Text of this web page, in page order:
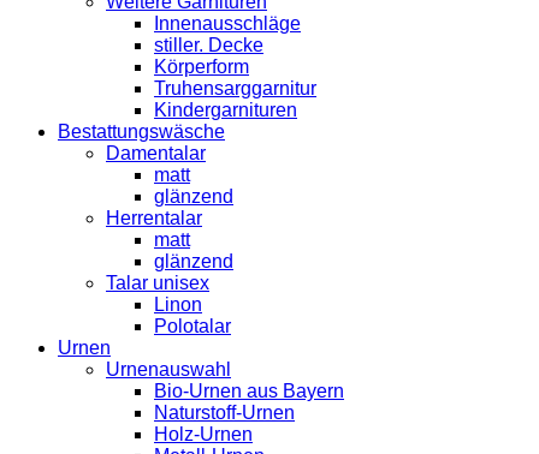
Innenausschläge
stiller. Decke
Körperform
Truhensarggarnitur
Kindergarnituren
Bestattungswäsche
Damentalar
matt
glänzend
Herrentalar
matt
glänzend
Talar unisex
Linon
Polotalar
Urnen
Urnenauswahl
Bio-Urnen aus Bayern
Naturstoff-Urnen
Holz-Urnen